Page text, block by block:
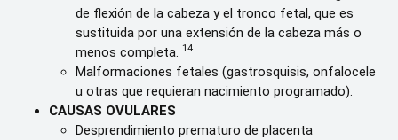
de flexión de la cabeza y el tronco fetal, que es
sustituida por una extensión de la cabeza más o
menos completa. 14
Malformaciones fetales (gastrosquisis, onfalocele
u otras que requieran nacimiento programado).
CAUSAS OVULARES
Desprendimiento prematuro de placenta